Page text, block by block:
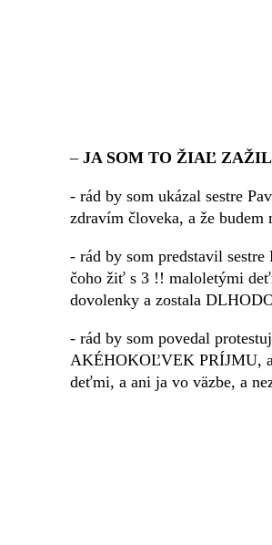
– JA SOM TO ŽIAĽ ZAŽIL
- rád by som ukázal sestre
zdravím človeka, a že budem
- rád by som predstavil
čoho žiť s 3 !! maloletými
dovolenky a zostala
- rád by som povedal
AKÉHOKOĽVEK PRÍJMU,
deťmi, a ani ja vo väzbe, a